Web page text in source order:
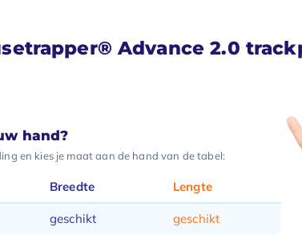
Advance 2.0
hand?
en kies je maat aan de hand van de tabel:
Breedte Lengte
geschikt geschikt